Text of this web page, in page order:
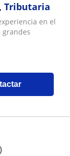
Tributaria
en el
grandes